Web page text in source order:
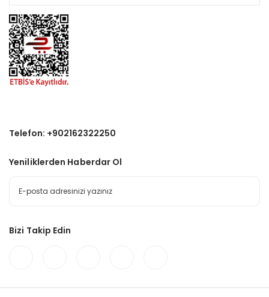
Telefon: +902162322250
Yeniliklerden Haberdar Ol
Bizi Takip Edin